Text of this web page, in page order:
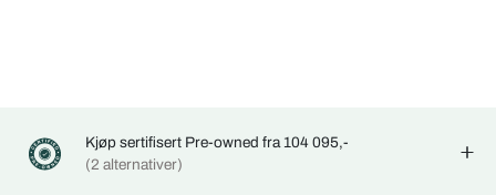
Kjøp sertifisert Pre-owned fra 104 095,-
(2 alternativer)